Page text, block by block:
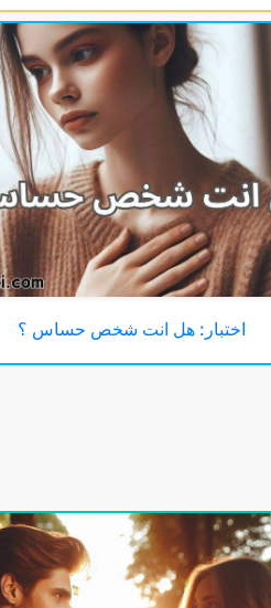
اختبار: هل انت شخص حساس ؟